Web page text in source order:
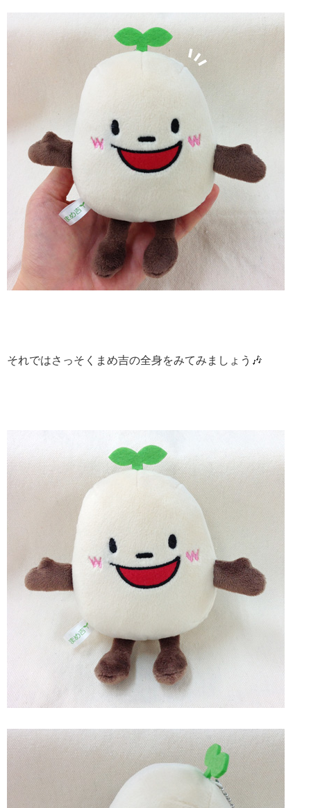
それではさっそくまめ吉の全身をみてみましょう🎶